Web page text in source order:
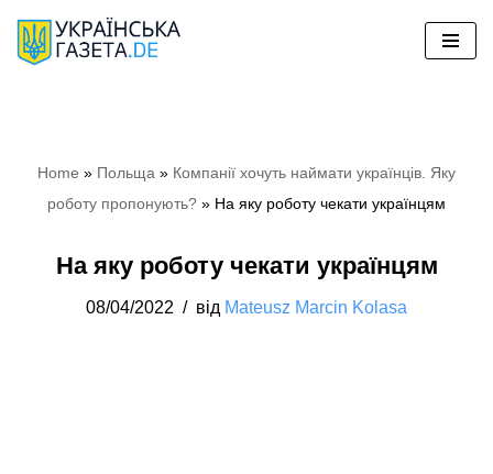
Перейти
Home » Польща » Компанії хочуть наймати українців. Яку
роботу пропонують? » На яку роботу чекати українцям
На яку роботу чекати українцям
08/04/2022 від Mateusz Marcin Kolasa